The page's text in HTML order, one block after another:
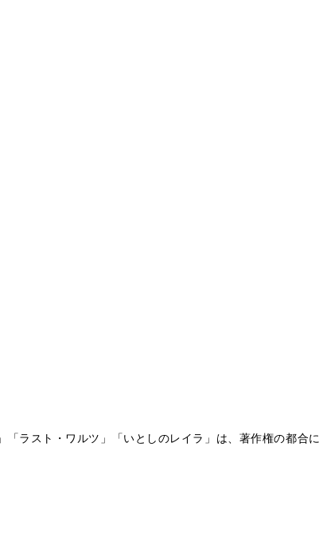
ラスト・ワルツ」「いとしのレイラ」は、著作権の都合に